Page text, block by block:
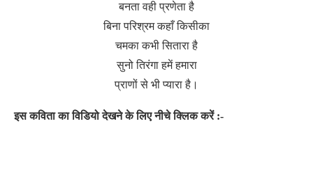
बनता वही प्रणेता है
बिना परिश्रम कहाँ किसीका
चमका कभी सितारा है
सुनो तिरंगा हमें हमारा
प्राणों से भी प्यारा है।
इस कविता का विडियो देखने के लिए नीचे क्लिक करें :-